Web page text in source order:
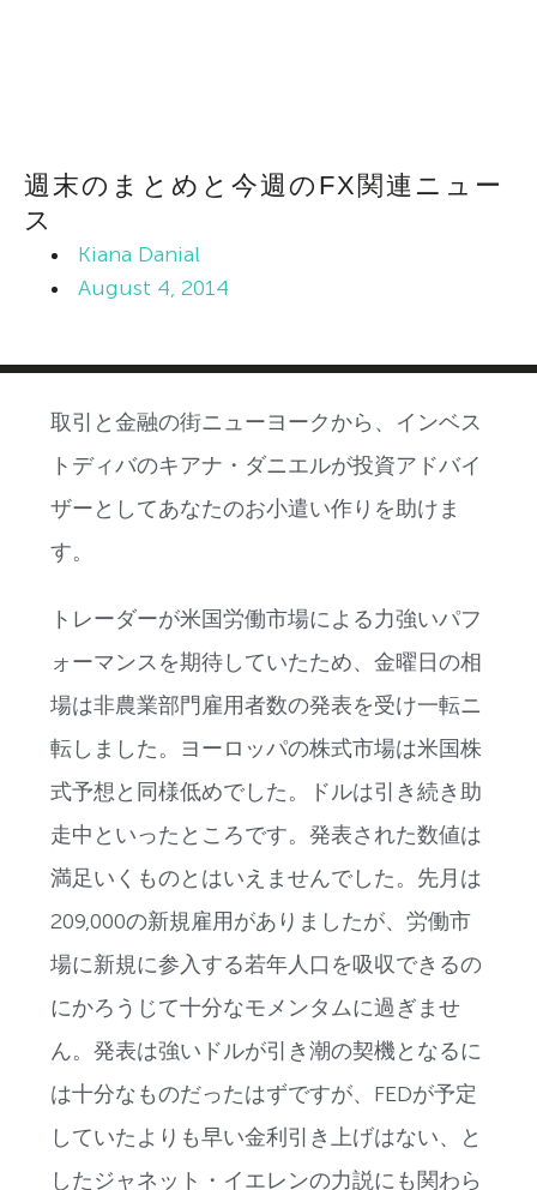
週末のまとめと今週のFX関連ニュー
ス
Kiana Danial
August 4, 2014
取引と金融の街ニューヨークから、インベス
トディバのキアナ・ダニエルが投資アドバイ
ザーとしてあなたのお小遣い作りを助けま
す。
トレーダーが米国労働市場による力強いパフ
ォーマンスを期待していたため、金曜日の相
場は非農業部門雇用者数の発表を受け一転ニ
転しました。ヨーロッパの株式市場は米国株
式予想と同様低めでした。ドルは引き続き助
走中といったところです。発表された数値は
満足いくものとはいえませんでした。先月は
209,000の新規雇用がありましたが、労働市
場に新規に参入する若年人口を吸収できるの
にかろうじて十分なモメンタムに過ぎませ
ん。発表は強いドルが引き潮の契機となるに
は十分なものだったはずですが、FEDが予定
していたよりも早い金利引き上げはない、と
したジャネット・イエレンの力説にも関わら